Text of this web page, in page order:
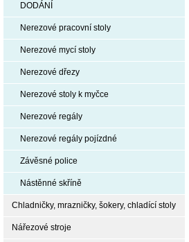
DODÁNÍ
Nerezové pracovní stoly
Nerezové mycí stoly
Nerezové dřezy
Nerezové stoly k myčce
Nerezové regály
Nerezové regály pojízdné
Závěsné police
Nástěnné skříně
Chladničky, mrazničky, šokery, chladící stoly
Nářezové stroje